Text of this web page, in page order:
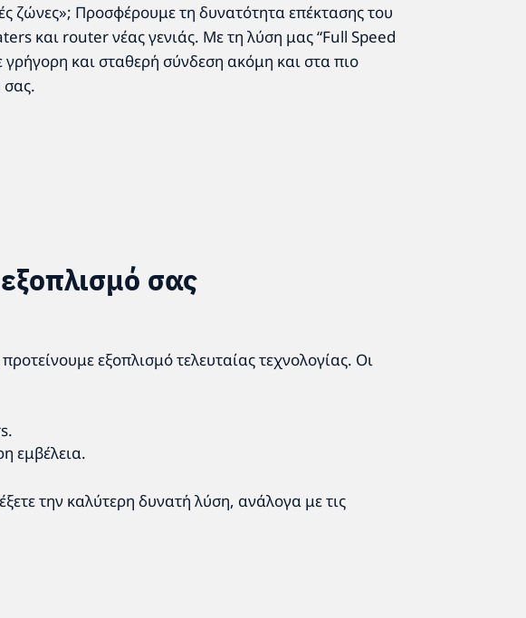
ζώνες»; Προσφέρουμε τη δυνατότητα επέκτασης του
και router νέας γενιάς. Με τη λύση μας “Full Speed
και σταθερή σύνδεση ακόμη και στα πιο
σας.
σας
εξοπλισμό τελευταίας τεχνολογίας. Οι
εμβέλεια.
την καλύτερη δυνατή λύση, ανάλογα με τις